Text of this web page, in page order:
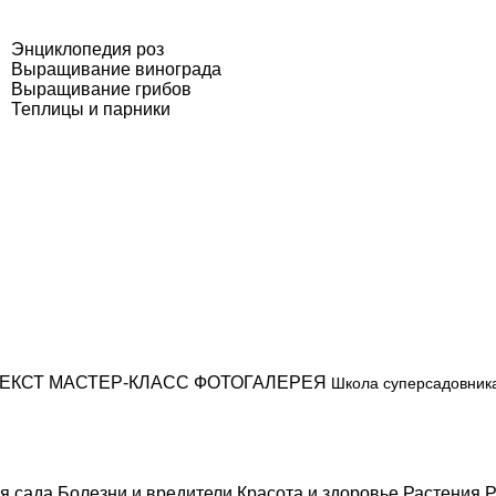
Энциклопедия роз
Выращивание винограда
Выращивание грибов
Теплицы и парники
МАСТЕР-КЛАСС ФОТОГАЛЕРЕЯ Школа